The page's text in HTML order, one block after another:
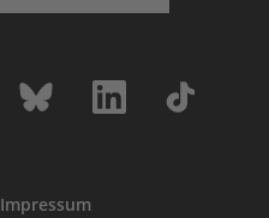
Impressum